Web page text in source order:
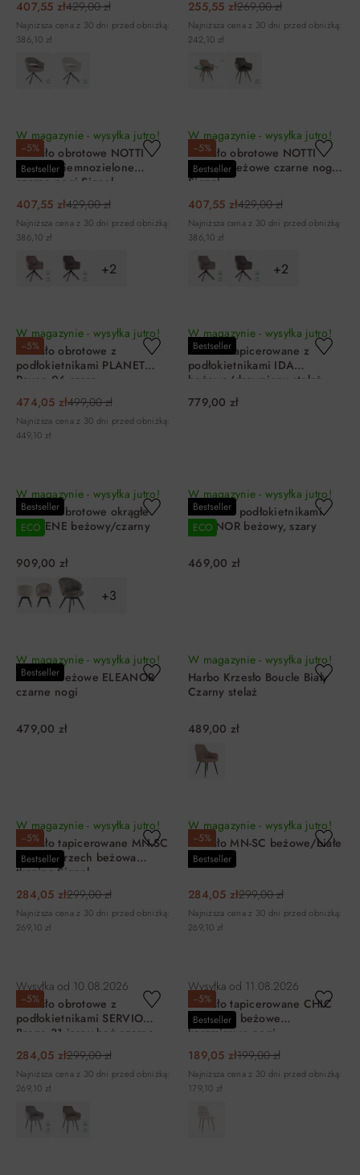
407,55 zł429,00 zł
Najniższa cena z 30 dni przed obniżką:
386,10 zł
255,55 zł269,00 zł
Najniższa cena z 30 dni przed obniżką:
242,10 zł
−5%
Bestseller
W magazynie - wysyłka jutro!
Krzesło obrotowe NOTTI
BREGO ciemnozielone
czarne nogi Signal
407,55 zł429,00 zł
Najniższa cena z 30 dni przed obniżką:
386,10 zł
+2
−5%
Bestseller
W magazynie - wysyłka jutro!
Krzesło obrotowe NOTTI
BREGO beżowe czarne nogi
Signal
407,55 zł429,00 zł
Najniższa cena z 30 dni przed obniżką:
386,10 zł
+2
−5%
W magazynie - wysyłka jutro!
Krzesło obrotowe z
podłokietnikami PLANET
Raven 06 szare
474,05 zł499,00 zł
Najniższa cena z 30 dni przed obniżką:
449,10 zł
Bestseller
W magazynie - wysyłka jutro!
Krzesło tapicerowane z
podłokietnikami IDA
beżowe/drewniany stelaż
779,00 zł
Bestseller
ECO
W magazynie - wysyłka jutro!
Krzesło obrotowe okrągłe
DARLENE beżowy/czarny
909,00 zł
+3
Bestseller
ECO
W magazynie - wysyłka jutro!
Krzesło z podłokietnikami
ELEANOR beżowy, szary
469,00 zł
Bestseller
W magazynie - wysyłka jutro!
Krzesło beżowe ELEANOR
czarne nogi
479,00 zł
W magazynie - wysyłka jutro!
Harbo Krzesło Boucle Biały
Czarny stelaż
489,00 zł
−5%
Bestseller
W magazynie - wysyłka jutro!
Krzesło tapicerowane MN-SC
ciemny orzech beżowa
tkanina Signal
284,05 zł299,00 zł
Najniższa cena z 30 dni przed obniżką:
269,10 zł
−5%
Bestseller
W magazynie - wysyłka jutro!
Krzesło MN-SC beżowe/białe
Signal
284,05 zł299,00 zł
Najniższa cena z 30 dni przed obniżką:
269,10 zł
−5%
Wysyłka od 10.08.2026
Krzesło obrotowe z
podłokietnikami SERVIO
Brego 31 jasny beż czarne
nogi
284,05 zł299,00 zł
Najniższa cena z 30 dni przed obniżką:
269,10 zł
−5%
Bestseller
Wysyłka od 11.08.2026
Krzesło tapicerowane CHIC
Brego 34 beżowe
kaszmirowe nogi
189,05 zł199,00 zł
Najniższa cena z 30 dni przed obniżką:
179,10 zł